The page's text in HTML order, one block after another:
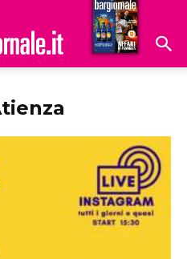
Hoteldomani